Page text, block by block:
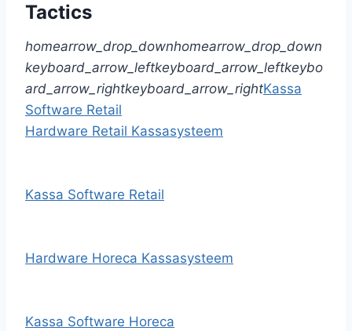
Tactics
homearrow_drop_downhomearrow_drop_down
keyboard_arrow_leftkeyboard_arrow_leftkeybo
ard_arrow_rightkeyboard_arrow_rightKassa
Software Retail
Hardware Retail Kassasysteem
Kassa Software Retail
Hardware Horeca Kassasysteem
Kassa Software Horeca